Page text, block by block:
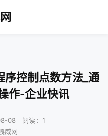
控制点数方法_通
作-企业快讯
08｜阅读：1
威网